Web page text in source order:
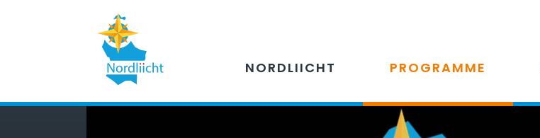
NORDLIICHT PROGRAMME